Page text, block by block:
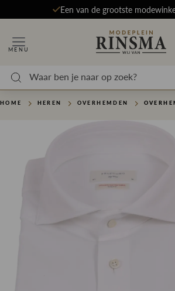
Een van de grootste
MENU
HOME HEREN OVERHEMDEN